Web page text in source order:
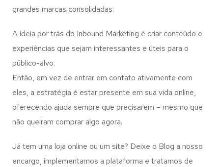
grandes marcas consolidadas.
A ideia por trás do Inbound Marketing é criar conteúdo e
experiências que sejam interessantes e úteis para o
público-alvo.
Então, em vez de entrar em contato ativamente com
eles, a estratégia é estar presente em sua vida online,
oferecendo ajuda sempre que precisarem – mesmo que
não queiram comprar algo agora.
Já tem uma loja online ou um site? Deixe o Blog a nosso
encargo, implementamos a plataforma e tratamos de